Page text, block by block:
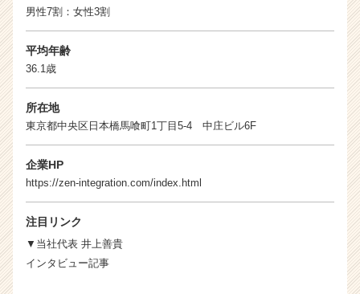
男性7割：女性3割
平均年齢
36.1歳
所在地
東京都中央区日本橋馬喰町1丁目5-4 中庄ビル6F
企業HP
https://zen-integration.com/index.html
注目リンク
▼当社代表 井上善貴
インタビュー記事